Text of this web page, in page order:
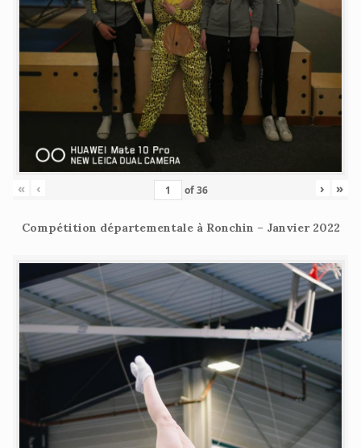
« ‹ of36 › »
Compétition départementale à Ronchin – Janvier 2022